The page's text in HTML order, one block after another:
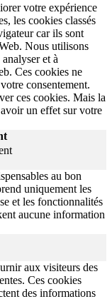
votre expérience
les cookies classés
car ils sont
Nous utilisons
et à
Ces cookies ne
consentement.
ces cookies. Mais la
un effet sur votre
au bon
uniquement les
et les fonctionnalités
aucune information
aux visiteurs des
Ces cookies
des informations